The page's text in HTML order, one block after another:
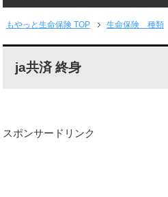
もやっと生命保険 TOP 生命保険 種類
ja共済 終身
スポンサードリンク